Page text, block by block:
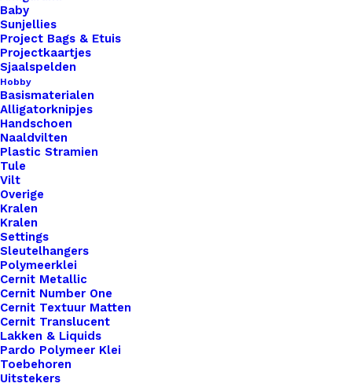
Baby
Sunjellies
Project Bags & Etuis
Projectkaartjes
Sjaalspelden
Hobby
Basismaterialen
Alligatorknipjes
Handschoen
Naaldvilten
Plastic Stramien
Tule
Vilt
Overige
Kralen
Kralen
Settings
Sleutelhangers
Polymeerklei
Cernit Metallic
Cernit Number One
Cernit Textuur Matten
Cernit Translucent
Lakken & Liquids
Pardo Polymeer Klei
Toebehoren
Uitstekers
Nog meer leuks!